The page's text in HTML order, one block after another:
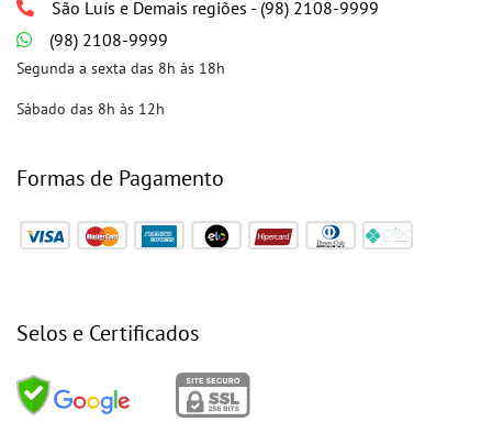
São Luís e Demais regiões - (98) 2108-9999
(98) 2108-9999
Segunda a sexta das 8h às 18h
Sábado das 8h às 12h
Formas de Pagamento
Selos e Certificados